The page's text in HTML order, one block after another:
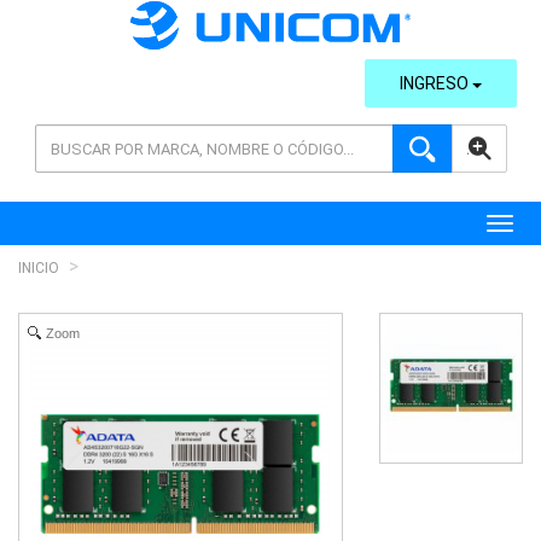
AVANZADA
INGRESO
INICIO
Zoom